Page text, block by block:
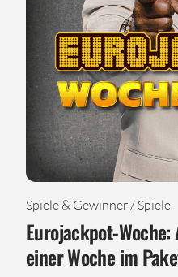
Spiele & Gewinner / Spiele
Eurojackpot-
einer Woche im